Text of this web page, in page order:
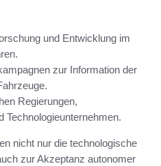
und Entwicklung im
zur Information der
Regierungen,
Technologieunternehmen.
nicht nur die technologische
zur Akzeptanz autonomer